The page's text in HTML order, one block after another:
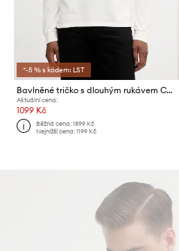
*-5 % s kódem: LST
Bavlněné tričko s dlouhým rukávem Calvin Klein Jeans
Aktuální cena:
1099 Kč
Běžná cena:1899 Kč
Nejnižší cena:1199 Kč